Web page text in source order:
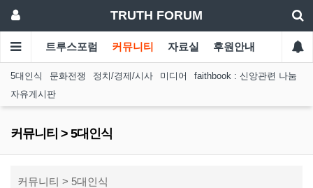
TRUTH FORUM
트루스포럼 커뮤니티 자료실 후원안내
5대인식 문화전쟁 정치/경제/시사 미디어
faithbook : 신앙관련 나눔
자유게시판
커뮤니티 > 5대인식
커뮤니티 > 5대인식